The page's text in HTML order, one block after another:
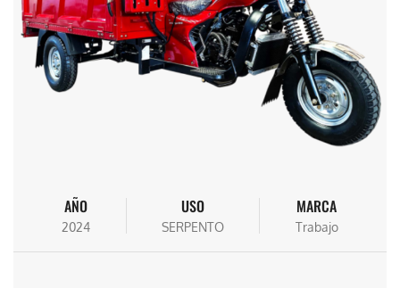
AÑO
2024
USO
SERPENTO
MARCA
Trabajo